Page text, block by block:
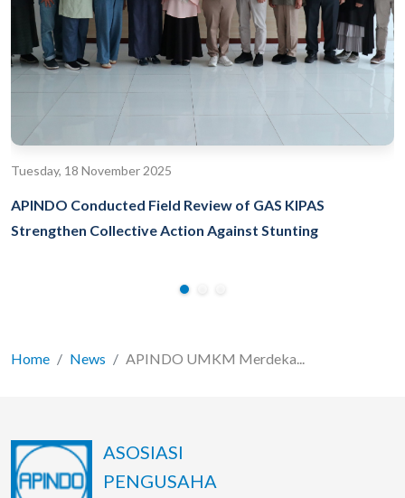
Tuesday, 18 November 2025
APINDO Conducted Field Review of GAS KIPAS
Strengthen Collective Action Against Stunting
Home News APINDO UMKM Merdeka...
ASOSIASI
PENGUSAHA